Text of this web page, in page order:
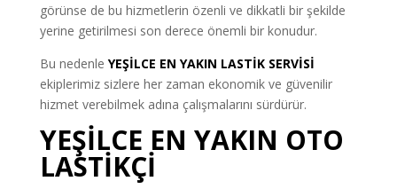
görünse de bu hizmetlerin özenli ve dikkatli bir şekilde
yerine getirilmesi son derece önemli bir konudur.
Bu nedenle YEŞİLCE EN YAKIN LASTİK SERVİSİ
ekiplerimiz sizlere her zaman ekonomik ve güvenilir
hizmet verebilmek adına çalışmalarını sürdürür.
YEŞİLCE EN YAKIN OTO
LASTİKÇİ